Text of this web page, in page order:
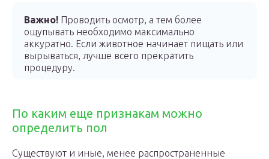
Важно! Проводить осмотр, а тем более
ощупывать необходимо максимально
аккуратно. Если животное начинает пищать или
вырываться, лучше всего прекратить
процедуру.
По каким еще признакам можно
определить пол
Существуют и иные, менее распространенные